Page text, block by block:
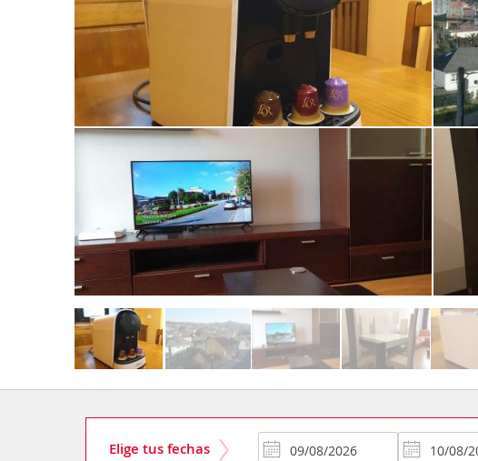
Elige tus fechas